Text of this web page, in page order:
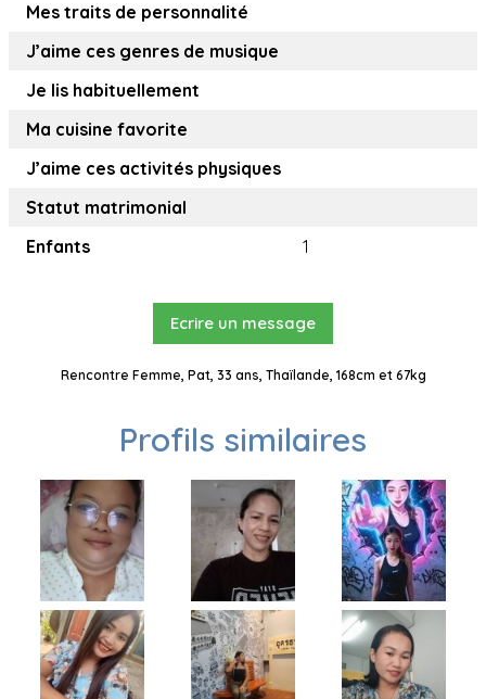
Mes traits de personnalité
J’aime ces genres de musique
Je lis habituellement
Ma cuisine favorite
J’aime ces activités physiques
Statut matrimonial
Enfants
1
Ecrire un message
Rencontre Femme, Pat, 33 ans, Thaïlande, 168cm et 67kg
Profils similaires